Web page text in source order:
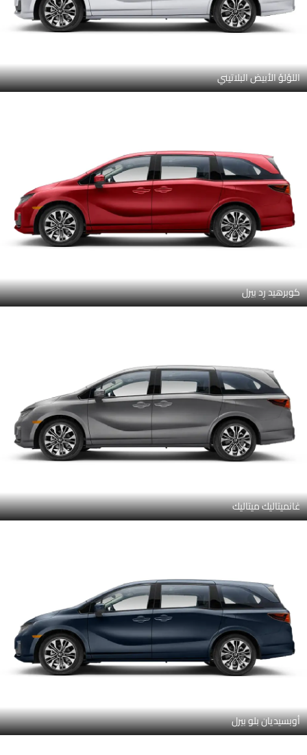
اللؤلؤ الأبيض البلاتيني
كوبرهيد رِد بيرل
غانميتاليك ميتاليك
أوبسيديان بلو بيرل